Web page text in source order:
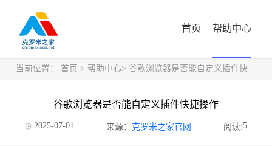
首页 帮助中心
当前位置： 首页 > 帮助中心> 谷歌浏览器是否能自定义插件快捷操作
谷歌浏览器是否能自定义插件快捷操作
2025-07-01 来源： 克罗米之家官网 阅读:5